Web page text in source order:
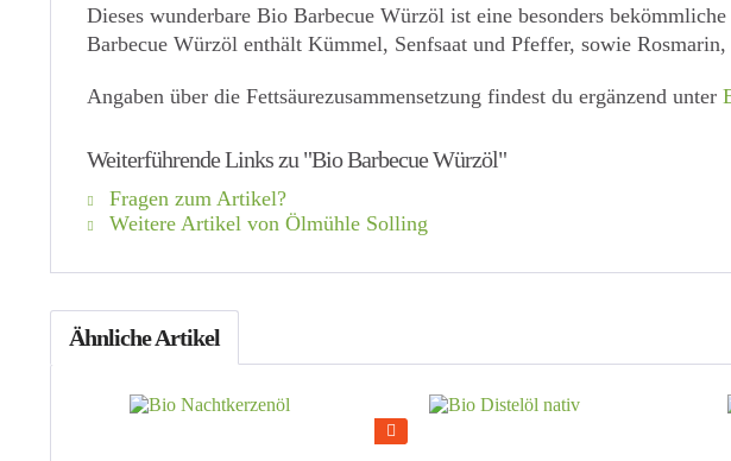
Dieses wunderbare Bio Barbecue Würzöl ist eine besonders
Barbecue Würzöl enthält Kümmel, Senfsaat und Pfeffer, sowie
Angaben über die Fettsäurezusammensetzung findest du ergänzend unter
Weiterführende Links zu "Bio Barbecue Würzöl"
Fragen zum Artikel?
Weitere Artikel von Ölmühle Solling
Ähnliche Artikel